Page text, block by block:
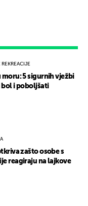
moru: 5 sigurnih vježbi
bol i poboljšati
zašto osobe s
reagiraju na lajkove